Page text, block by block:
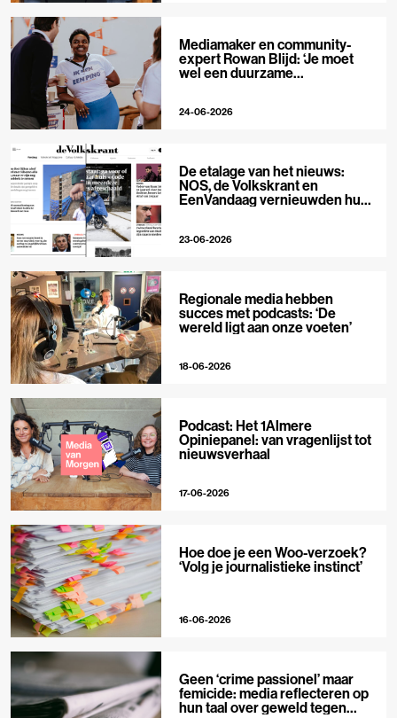
Mediamaker en community-
expert Rowan Blijd: ‘Je moet
wel een duurzame
24-06-2026
De etalage van het nieuws:
NOS, de Volkskrant en
EenVandaag vernieuwden hun
23-06-2026
Regionale media hebben
succes met podcasts: ‘De
wereld ligt aan onze voeten’
18-06-2026
Podcast: Het 1Almere
Opiniepanel: van vragenlijst tot
nieuwsverhaal
17-06-2026
Hoe doe je een Woo-verzoek?
‘Volg je journalistieke instinct’
16-06-2026
Geen ‘crime passionel’ maar
femicide: media reflecteren op
hun taal over geweld tegen